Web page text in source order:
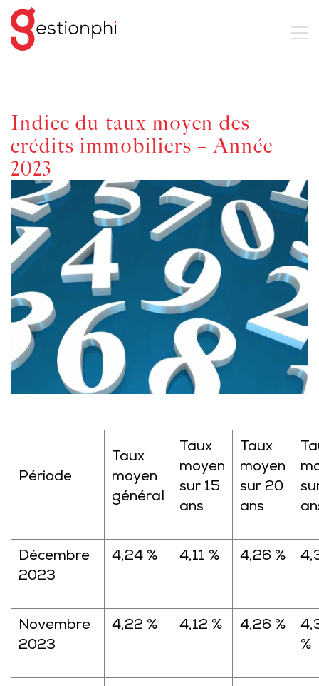
Indice du taux moyen des
crédits immobiliers – Année
2023
Période
Taux
moyen
général
Taux
moyen
sur 15
ans
Taux
moyen
sur 20
ans
Décembre
2023
4,24 % 4,11 % 4,26 %
Novembre
2023
4,22 % 4,12 % 4,26 %
%